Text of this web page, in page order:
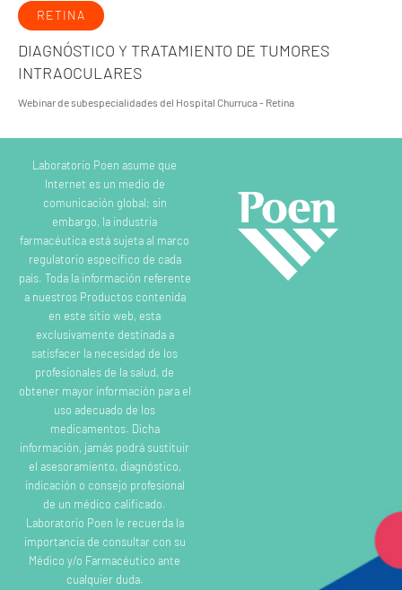
RETINA
DIAGNÓSTICO Y TRATAMIENTO DE TUMORES
INTRAOCULARES
Webinar de subespecialidades del Hospital Churruca - Retina
Laboratorio Poen asume que
Internet es un medio de
comunicación global; sin
embargo, la industria
farmacéutica está sujeta al marco
regulatorio específico de cada
país. Toda la información referente
a nuestros Productos contenida
en este sitio web, esta
exclusivamente destinada a
satisfacer la necesidad de los
profesionales de la salud, de
obtener mayor información para el
uso adecuado de los
medicamentos. Dicha
información, jamás podrá sustituir
el asesoramiento, diagnóstico,
indicación o consejo profesional
de un médico calificado.
Laboratorio Poen le recuerda la
importancia de consultar con su
Médico y/o Farmacéutico ante
cualquier duda.